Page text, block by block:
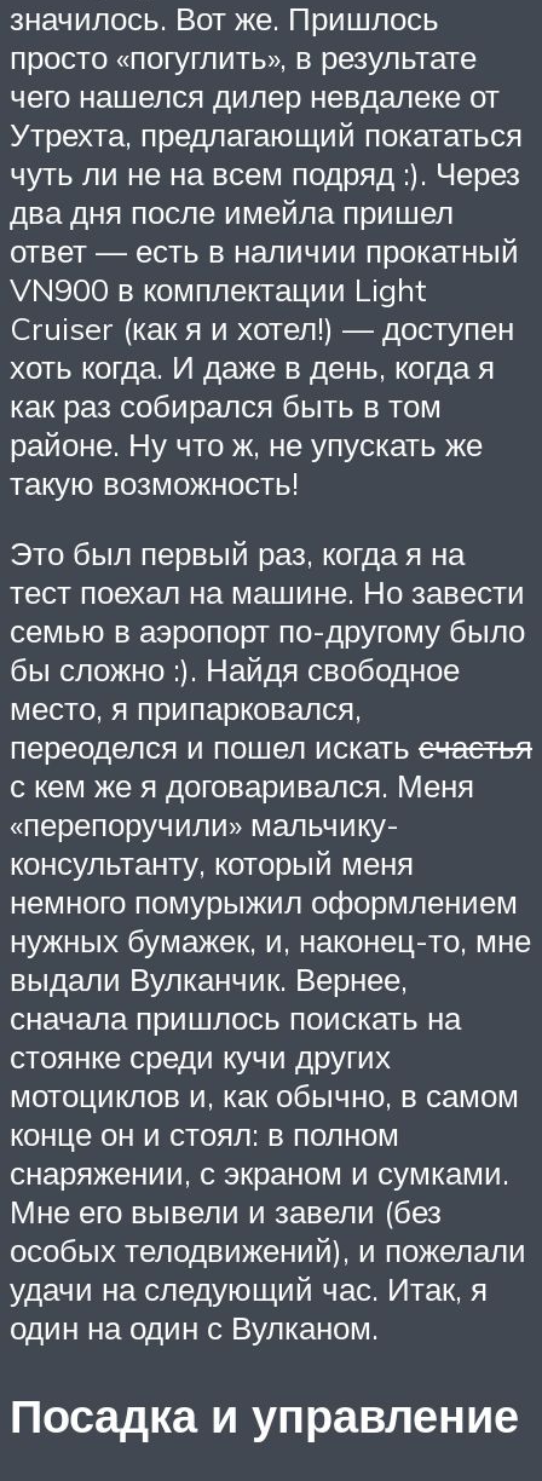
значилось. Вот же. Пришлось
просто «погуглить», в результате
чего нашелся дилер невдалеке от
Утрехта, предлагающий покататься
чуть ли не на всем подряд :). Через
два дня после имейла пришел
ответ — есть в наличии прокатный
VN900 в комплектации Light
Cruiser (как я и хотел!) — доступен
хоть когда. И даже в день, когда я
как раз собирался быть в том
районе. Ну что ж, не упускать же
такую возможность!
Это был первый раз, когда я на
тест поехал на машине. Но завести
семью в аэропорт по-другому было
бы сложно :). Найдя свободное
место, я припарковался,
переоделся и пошел искать счастья
с кем же я договаривался. Меня
«перепоручили» мальчику-
консультанту, который меня
немного помурыжил оформлением
нужных бумажек, и, наконец-то, мне
выдали Вулканчик. Вернее,
сначала пришлось поискать на
стоянке среди кучи других
мотоциклов и, как обычно, в самом
конце он и стоял: в полном
снаряжении, с экраном и сумками.
Мне его вывели и завели (без
особых телодвижений), и пожелали
удачи на следующий час. Итак, я
один на один с Вулканом.
Посадка и управление